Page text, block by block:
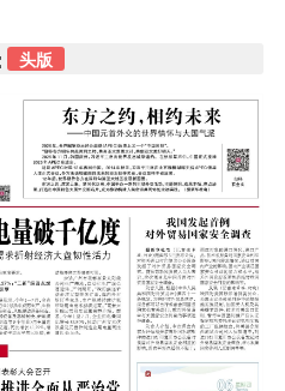
头版